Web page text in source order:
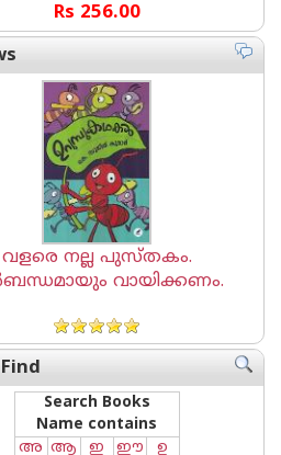
Rs 256.00
വളരെ നല്ല പുസ്തകം.
വായിക്കണം.
Search Books
Name contains
അ ആ ഇ ഈ
ഉ